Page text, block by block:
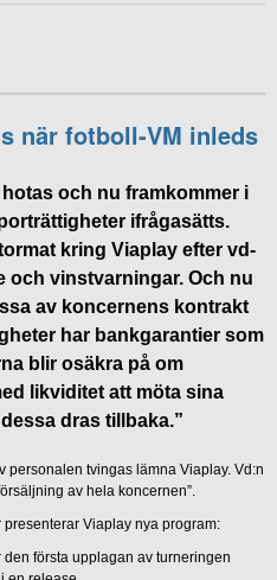
när fotboll-VM inleds
och nu framkommer i
ifrågasätts.
kring Viaplay efter vd-
och vinstvarningar. Och nu
av koncernens kontrakt
har bankgarantier som
blir osäkra på om
likviditet att möta sina
dras tillbaka.”
personalen tvingas lämna Viaplay. Vd:n
av hela koncernen”.
Viaplay nya program:
första upplagan av turneringen